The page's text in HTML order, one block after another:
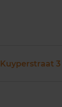
3